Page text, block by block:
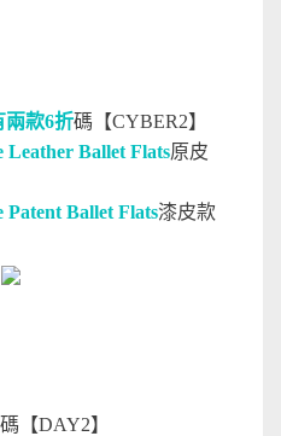
兩款6折碼【CYBER2】
Leather Ballet Flats原皮
Patent Ballet Flats漆皮款
【DAY2】